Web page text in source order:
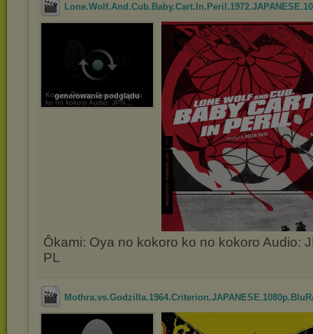
generowanie podglądu
Kozure Ôkami: Oya no kokoro
ko no kokoro Audio: JPN ...
Ôkami: Oya no kokoro ko no kokoro Audio:
PL